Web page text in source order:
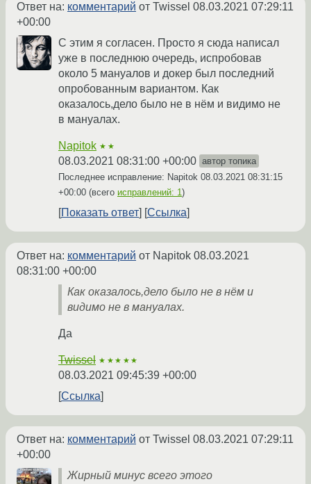
Ответ на: комментарий от Twissel 08.03.2021 07:29:11
+00:00
С этим я согласен. Просто я сюда написал
уже в последнюю очередь, испробовав
около 5 мануалов и докер был последний
опробованным вариантом. Как
оказалось,дело было не в нём и видимо не
в мануалах.
Napitok ★★
08.03.2021 08:31:00 +00:00 автор топика
Последнее исправление: Napitok 08.03.2021 08:31:15
+00:00 (всего исправлений: 1)
Показать ответ Ссылка
Ответ на: комментарий от Napitok 08.03.2021
08:31:00 +00:00
Как оказалось,дело было не в нём и
видимо не в мануалах.
Да
Twissel ★★★★★
08.03.2021 09:45:39 +00:00
Ссылка
Ответ на: комментарий от Twissel 08.03.2021 07:29:11
+00:00
Жирный минус всего этого